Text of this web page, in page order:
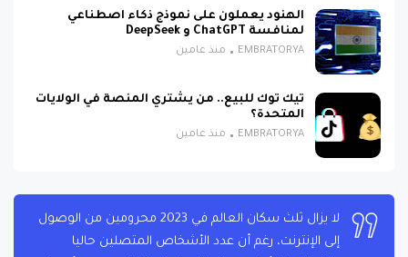
الهنود يعملون على نموذج ذكاء اصطناعي
لمنافسة ChatGPT و DeepSeek
EMBRATORYA منذ عامين
تيك توك للبيع.. من يشتري المنصة في الولايات
المتحدة؟
EMBRATORYA منذ عامين
لا يزال ثلث سكان العالم في 2023 محرومين من الوصول
إلى الإنترنت، رغم أن عدد الأشخاص المتصلين حاليا